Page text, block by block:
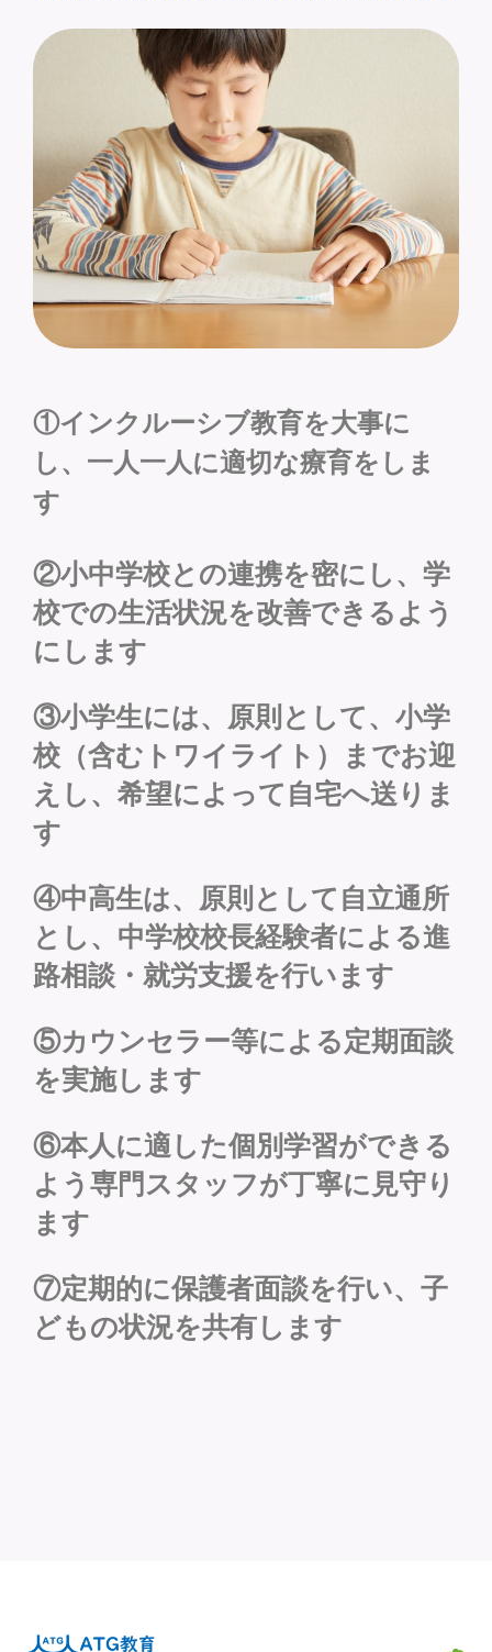
①インクルーシブ教育を大事に
し、一人一人に適切な療育をしま
す
②小中学校との連携を密にし、学
校での生活状況を改善できるよう
にします
③小学生には、原則として、小学
校（含むトワイライト）までお迎
えし、希望によって自宅へ送りま
す
④中高生は、原則として自立通所
とし、中学校校長経験者による進
路相談・就労支援を行います
⑤カウンセラー等による定期面談
を実施します
⑥本人に適した個別学習ができる
よう専門スタッフが丁寧に見守り
ます
⑦定期的に保護者面談を行い、子
どもの状況を共有します